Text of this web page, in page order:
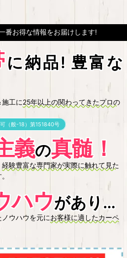
番お得な情報をお届けします!
に納品! 豊富な
工に25年以上の関わってきたプロの
（般-18）第151840号
義の真髄！
経験豊富な専門家が実際に触れて見た
ハウがあります!
ウハウを元にお客様に適したカーペ